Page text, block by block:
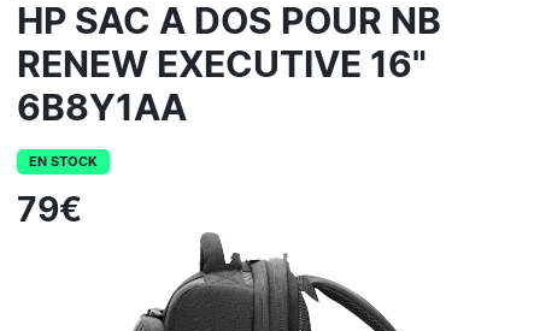
HP SAC A DOS POUR NB
RENEW EXECUTIVE 16"
6B8Y1AA
EN STOCK
79€